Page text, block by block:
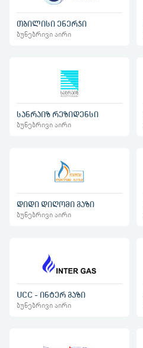
თბილისი ენერჯი
ბუნებრივი აირი
სანრაიზ რეზიდენსი
ბუნებრივი აირი
დიდი დიღომი გაზი
ბუნებრივი აირი
UCC - ინტერ გაზი
ბუნებრივი აირი